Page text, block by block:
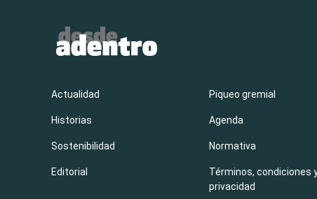
Actualidad
Historias
Sostenibilidad
Editorial
Piqueo gremial
Agenda
Normativa
Términos, condiciones
privacidad